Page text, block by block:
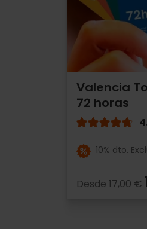
Valencia
72 horas
10% dto.
Desde 17,00 €